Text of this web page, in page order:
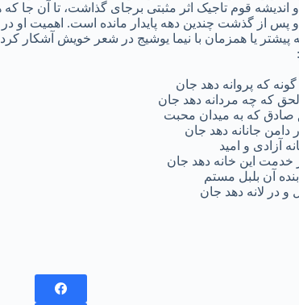
اندیشه قوم تاجیک اثر مثبتی برجای گذاشت، تا آن جا
او پس از گذشت چندین دهه پایدار مانده است. اهمیت
پیشتر یا همزمان با نیما یوشیج در شعر خویش آشکار
که پروانه دهد جان
که چه مردانه دهد جان
که به میدان محبت
جانانه دهد جان
آزادی و امید
خدمت این خانه دهد جان
آن بلبل مستم
و در لانه دهد جان